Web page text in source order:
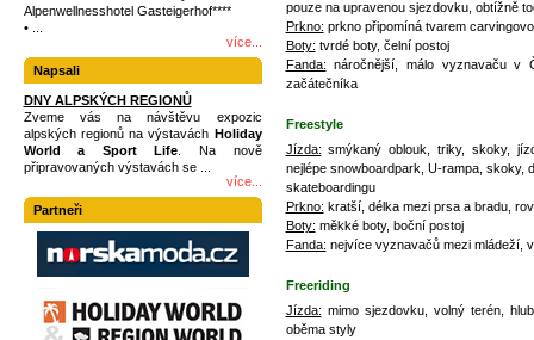
pouze na upravenou sjezdovku, obtížně
Prkno: prkno připomíná tvarem
Boty: tvrdé boty, čelní postoj
Fanda: náročnější, málo vyznavaču v
začátečníka
Freestyle
Jízda: smýkaný oblouk, triky, skoky,
nejlépe snowboardpark, U-rampa, skoky,
skateboardingu
Prkno: kratší, délka mezi prsa a bradu,
Boty: měkké boty, boční postoj
Fanda: nejvíce vyznavačů mezi mládeží,
Freeriding
Jízda: mimo sjezdovku, volný terén,
oběma styly
Alpenwellnesshotel Gasteigerhof****
• ...
více...
Napsali
DNY ALPSKÝCH REGIONŮ
Zveme vás na návštěvu expozic
alpských regionů na výstavách Holiday
World a Sport Life . Na nově
připravovaných výstavách se ...
více...
Partneři